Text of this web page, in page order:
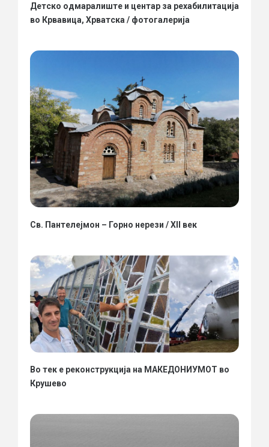
Детско одмаралиште и центар за рехабилитација
во Крвавица, Хрватска / фотогалерија
Св. Пантелејмон – Горно нерези / XII век
Во тек е реконструкција на МАКЕДОНИУМОТ во
Крушево